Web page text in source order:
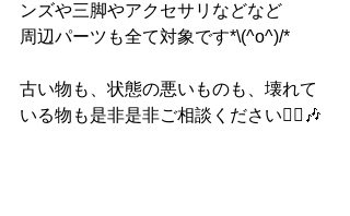
ンズや三脚やアクセサリなどなど
周辺パーツも全て対象です*\(^o^)/*
古い物も、状態の悪いものも、壊れて
いる物も是非是非ご相談ください🙆‍♂️🎶